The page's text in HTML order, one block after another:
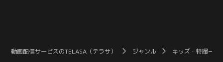
動画配信サービスのTELASA（テラサ） ジャンル キッズ・特撮一覧